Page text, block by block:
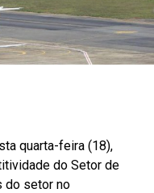
quarta-feira (18),
do Setor de
do setor no